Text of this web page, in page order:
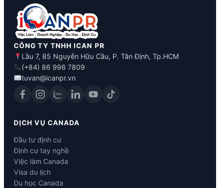
CÔNG TY TNHH ICAN PR
Lầu 7, 85 Nguyễn Hữu Cầu, P. Tân Định, Tp.HCM
(+84) 86 996 7809
tuvan@icanpr.vn
DỊCH VỤ CANADA
Đầu tư định cư
Định cư tay nghề
Việc làm Canada
Visa du lịch
Du học Canada